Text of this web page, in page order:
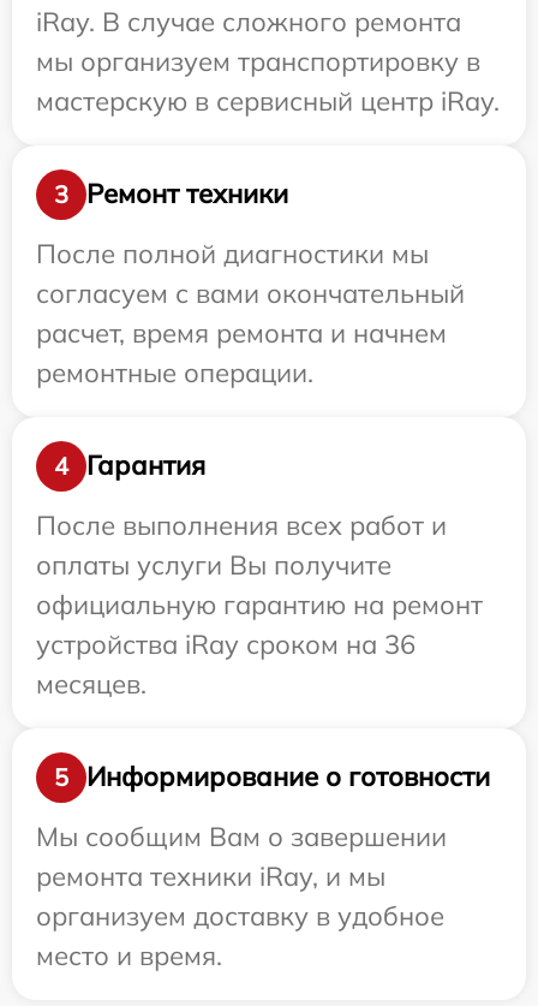
iRay. В случае сложного ремонта
мы организуем транспортировку в
мастерскую в сервисный центр iRay.
3
Ремонт техники
После полной диагностики мы
согласуем с вами окончательный
расчет, время ремонта и начнем
ремонтные операции.
4
Гарантия
После выполнения всех работ и
оплаты услуги Вы получите
официальную гарантию на ремонт
устройства iRay сроком на 36
месяцев.
5
Информирование о готовности
Мы сообщим Вам о завершении
ремонта техники iRay, и мы
организуем доставку в удобное
место и время.